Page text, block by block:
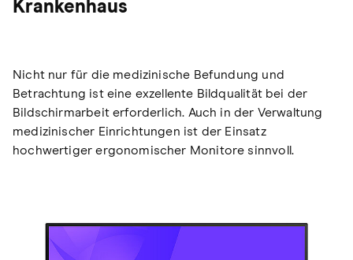
Krankenhaus
Nicht nur für die medizinische Befundung und
Betrachtung ist eine exzellente Bildqualität bei der
Bildschirmarbeit erforderlich. Auch in der Verwaltung
medizinischer Einrichtungen ist der Einsatz
hochwertiger ergonomischer Monitore sinnvoll.